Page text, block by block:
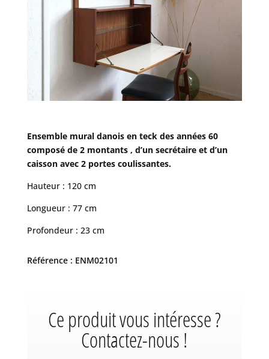
Ensemble mural danois en teck des années 60
composé de 2 montants , d’un secrétaire et d’un
caisson avec 2 portes coulissantes.
Hauteur : 120 cm
Longueur : 77 cm
Profondeur : 23 cm
Référence : ENM02101
Ce produit vous intéresse ?
Contactez-nous !